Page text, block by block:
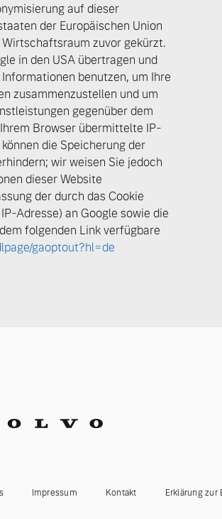
auf dieser
der Europäischen Union
zuvor gekürzt.
in den USA übertragen und
benutzen, um Ihre
zusammenzustellen und um
gegenüber dem
Browser übermittelte IP-
die Speicherung der
wir weisen Sie jedoch
dieser Website
der durch das Cookie
Adresse) an Google sowie die
folgenden Link verfügbare
gaoptout?hl=de
Impressum Kontakt Erklärung